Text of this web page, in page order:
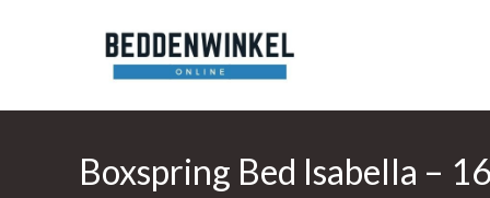
Boxspring Bed Isabella –